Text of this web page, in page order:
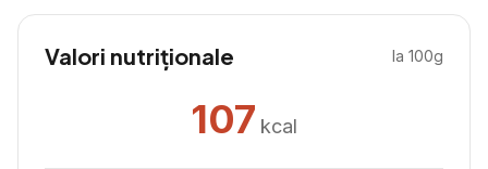
Valori nutriționale la 100g
107 kcal